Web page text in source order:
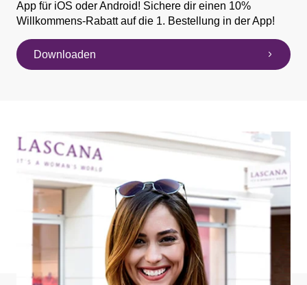
App für iOS oder Android! Sichere dir einen 10%
Willkommens-Rabatt auf die 1. Bestellung in der App!
Downloaden